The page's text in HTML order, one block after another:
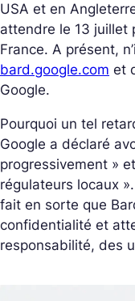
USA et en
attendre le 13 juillet
France. A présent,
bard.google.com et
Google.
Pourquoi un tel
Google a déclaré
progressivement »
régulateurs locaux
fait en sorte que
confidentialité et
responsabilité, des